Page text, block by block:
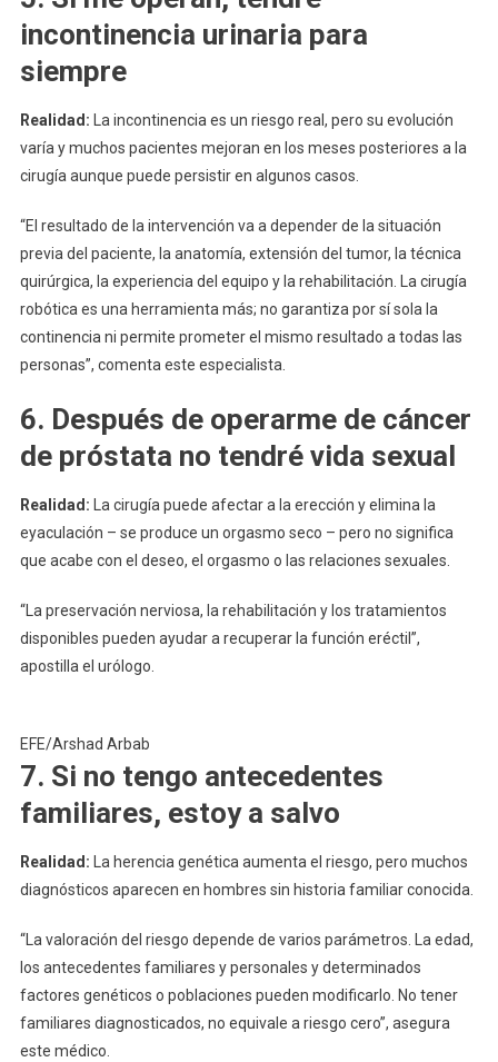
incontinencia urinaria para
siempre
Realidad: La incontinencia es un riesgo real, pero su evolución
varía y muchos pacientes mejoran en los meses posteriores a la
cirugía aunque puede persistir en algunos casos.
“El resultado de la intervención va a depender de la situación
previa del paciente, la anatomía, extensión del tumor, la técnica
quirúrgica, la experiencia del equipo y la rehabilitación. La cirugía
robótica es una herramienta más; no garantiza por sí sola la
continencia ni permite prometer el mismo resultado a todas las
personas”, comenta este especialista.
6. Después de operarme de cáncer
de próstata no tendré vida sexual
Realidad: La cirugía puede afectar a la erección y elimina la
eyaculación – se produce un orgasmo seco – pero no significa
que acabe con el deseo, el orgasmo o las relaciones sexuales.
“La preservación nerviosa, la rehabilitación y los tratamientos
disponibles pueden ayudar a recuperar la función eréctil”,
apostilla el urólogo.
EFE/Arshad Arbab
7. Si no tengo antecedentes
familiares, estoy a salvo
Realidad: La herencia genética aumenta el riesgo, pero muchos
diagnósticos aparecen en hombres sin historia familiar conocida.
“La valoración del riesgo depende de varios parámetros. La edad,
los antecedentes familiares y personales y determinados
factores genéticos o poblaciones pueden modificarlo. No tener
familiares diagnosticados, no equivale a riesgo cero”, asegura
este médico.